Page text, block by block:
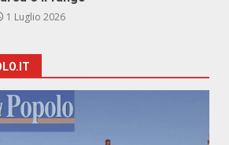
1 Luglio 2026